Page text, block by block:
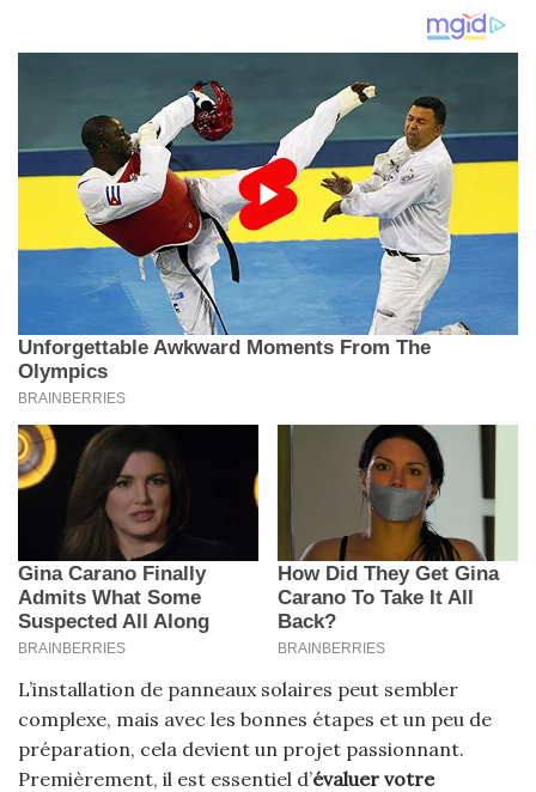
L’installation de panneaux solaires peut sembler
complexe, mais avec les bonnes étapes et un peu de
préparation, cela devient un projet passionnant.
Premièrement, il est essentiel d’évaluer votre